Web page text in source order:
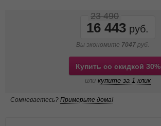
16 443
23 490
Вы экономите 7047 руб.
Купить со скидкой 30%
или купите за 1 клик
Сомневаетесь? Примерьте дома!